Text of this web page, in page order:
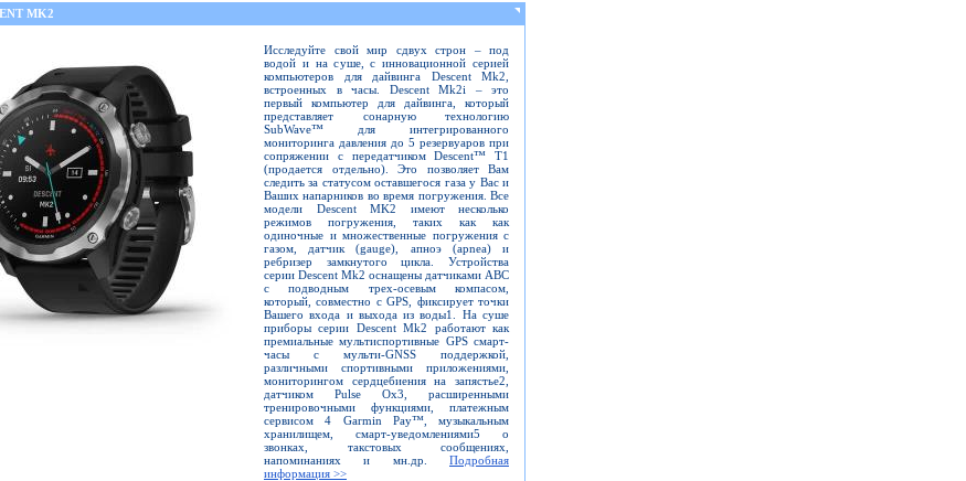
MK2
Исследуйте свой мир сдвух строн – под
водой и на суше, с инновационной серией
компьютеров для дайвинга Descent Mk2,
встроенных в часы. Descent Mk2i – это
первый компьютер для дайвинга, который
представляет сонарную технологию
SubWave™ для интегрированного
мониторинга давления до 5 резервуаров при
сопряжении с передатчиком Descent™ T1
(продается отдельно). Это позволяет Вам
следить за статусом оставшегося газа у Вас и
Ваших напарников во время погружения. Все
модели Descent MK2 имеют несколько
режимов погружения, таких как как
одиночные и множественные погружения c
газом, датчик (gauge), апноэ (apnea) и
ребризер замкнутого цикла. Устройства
серии Descent Mk2 оснащены датчиками ABC
с подводным трех-осевым компасом,
который, совместно с GPS, фиксирует точки
Вашего входа и выхода из воды1. На суше
приборы серии Descent Mk2 работают как
премиальные мультиспортивные GPS смарт-
часы с мульти-GNSS поддержкой,
различными спортивными приложениями,
мониторингом сердцебиения на запястье2,
датчиком Pulse Ox3, расширенными
тренировочными функциями, платежным
сервисом 4 Garmin Pay™, музыкальным
хранилищем, смарт-уведомлениями5 о
звонках, такстовых сообщениях,
напоминаниях и мн.др. Подробная
информация >>